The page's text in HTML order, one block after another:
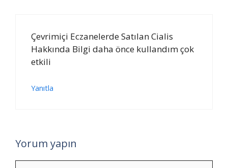
Çevrimiçi Eczanelerde Satılan Cialis
Hakkında Bilgi daha önce kullandım çok
etkili
Yanıtla
Yorum yapın